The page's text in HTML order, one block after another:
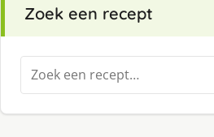
Zoek een recept
Zoeken
naar: